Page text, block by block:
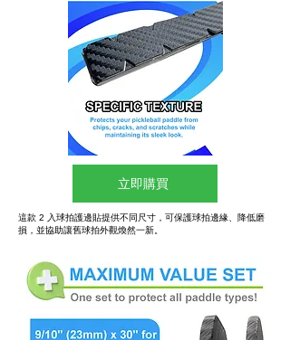
立即購買
這款 2 入球拍護邊貼提供不同尺寸，可保護球拍邊緣、降低磨
損，並協助讓舊球拍外觀煥然一新。